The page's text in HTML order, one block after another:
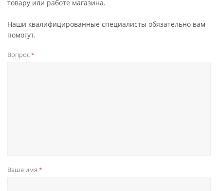
товару или работе магазина.
Наши квалифицированные специалисты обязательно вам
помогут.
Вопрос*
Ваше имя *